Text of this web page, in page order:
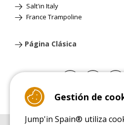
Salt'in Italy
France Trampoline
Página Clásica
Gestión de
Jump'in Spain® utiliza